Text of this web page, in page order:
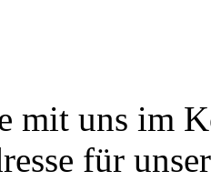
mit uns im
für